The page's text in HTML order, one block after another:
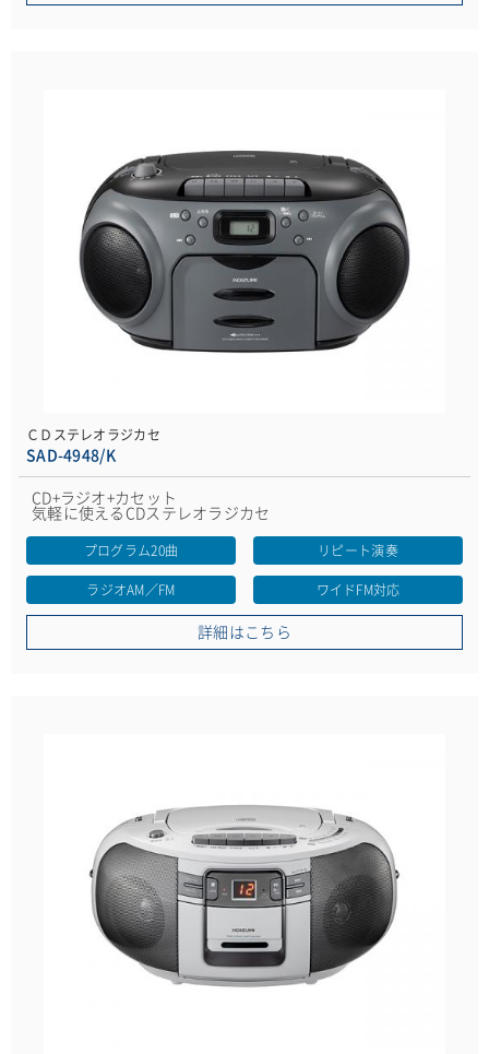
ＣＤステレオラジカセ
SAD-4948/K
CD+ラジオ+カセット
気軽に使えるCDステレオラジカセ
プログラム20曲 リピート演奏
ラジオAM／FM ワイドFM対応
詳細はこちら